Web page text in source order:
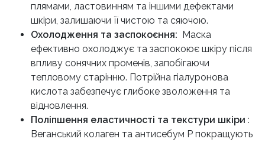
плямами, ластовинням та іншими дефектами
шкіри, залишаючи її чистою та сяючою.
Охолодження та заспокоєння: Маска
ефективно охолоджує та заспокоює шкіру після
впливу сонячних променів, запобігаючи
тепловому старінню. Потрійна гіалуронова
кислота забезпечує глибоке зволоження та
відновлення.
Поліпшення еластичності та текстури шкіри :
Веганський колаген та антисебум Р покращують